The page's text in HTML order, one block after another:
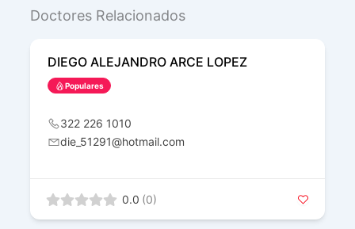
Doctores Relacionados
DIEGO ALEJANDRO ARCE LOPEZ
Populares
322 226 1010
die_51291@hotmail.com
0.0 (0)